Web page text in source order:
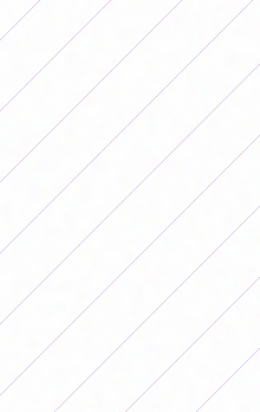
Vélez 5-1 Newells
Carola Alvarez,
Racing 1-0 River (Nayla
Banfield 2-0 SAT
Estudiantes 0-1 Unión
Belgrano - Talleres
Platense - Huracan
SUB 16:
San Luis 2-0 Lanús
Fernandez)